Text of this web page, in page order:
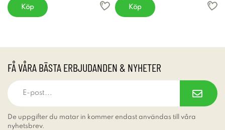
Köp Köp
FÅ VÅRA BÄSTA ERBJUDANDEN & NYHETER
De uppgifter du matar in kommer endast användas till våra
nyhetsbrev.